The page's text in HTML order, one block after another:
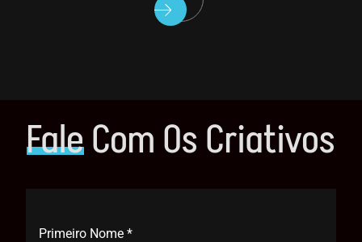
Fale Com Os Criativos
Primeiro Nome *